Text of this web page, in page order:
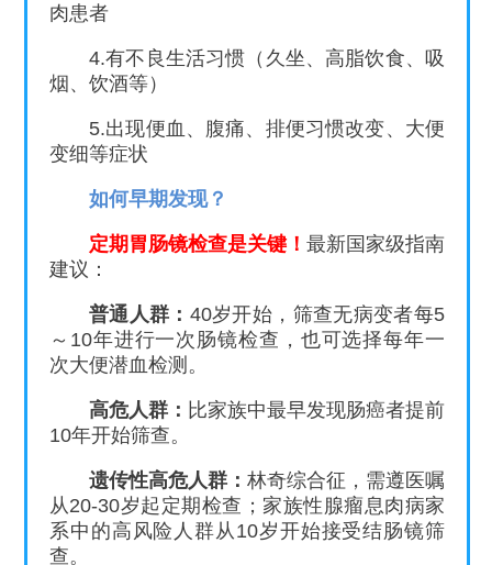
肉患者
4.有不良生活习惯（久坐、高脂饮食、吸
烟、饮酒等）
5.出现便血、腹痛、排便习惯改变、大便
变细等症状
如何早期发现？
定期胃肠镜检查是关键！ 最新国家级指南
建议：
普通人群： 40岁开始，筛查无病变者每5
～10年进行一次肠镜检查，也可选择每年一
次大便潜血检测。
高危人群： 比家族中最早发现肠癌者提前
10年开始筛查。
遗传性高危人群： 林奇综合征，需遵医嘱
从20-30岁起定期检查；家族性腺瘤息肉病家
系中的高风险人群从10岁开始接受结肠镜筛
查。